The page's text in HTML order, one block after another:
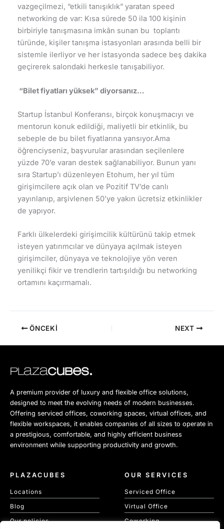
vazgeçilmezi, “etkili tanışıklık” yaratan speed
networking de var: Kısa sürede 50 ila 100 kişinin
birbiriyle tanışmasına imkân sunan bu toplantı
türünde, kişiler tanışma istasyonları arasında belli bir
sistemle ilerliyor ve her istasyonda sadece beş dakika
geçirerek salondaki herkesle tanışabiliyor.
“Bilet fiyatları yüksek” diyorsanız…
Startup İstanbul Konferansı, birçok konuşmacıyı ve
mentorun konuk edildiği, maliyetli bir etkinlik, bu
sebeple de bu bilet fiyatlarına yansıyor.Ama
öğrenciyseniz, başvurular arasından seçilenlere
yüzde 70’e varan destek sağlanabiliyor. Bunun yanı
sıra Startup’ı düzenleyen Etohum, her yıl tüm
girişimcilere açık olan ve Pozitif TV’de canlı
yayınlanıp, arşivlenen 50’ye yakın ücretsiz etkinlikler
de yapıyor.
Farklı ülkelerdeki girişimcilik kültürünü takip etmek
isteyen yatırımcılar ve dünyaya açılmak isteyen
girişimciler, dünyaya ve teknolojiye yön veren
yenilikçi fikir ve trendlerin tartışıldığı bu networking
ortamını kaçırmamalı.
ÖNCEKI NEXT
A premium provider of luxury and flexible office solutions,
designed to meet the evolving needs of modern businesses.
Offering serviced offices, coworking spaces, virtual offices, and
flexible workspaces, it enables companies of all sizes to operate in
a prestigious, comfortable, and highly efficient business
environment while supporting productivity and growth.
PLAZACUBES
Locations
Blog
Our policies
OUR SERVICES
Serviced Office
Virtual Office
Coworking